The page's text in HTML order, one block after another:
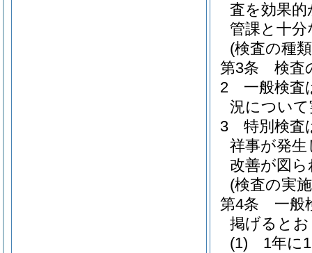
査を効果
管課と十
(検査の種
第3条
検査
2
一般検査
況につい
3
特別検査
祥事が発
改善が図
(検査の実
第4条
一般
掲げると
(1)
1年に